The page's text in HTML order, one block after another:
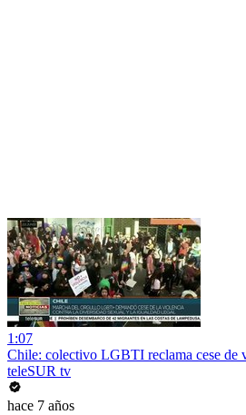
1:07
Chile: colectivo LGBTI reclama cese de
teleSUR tv
hace 7 años